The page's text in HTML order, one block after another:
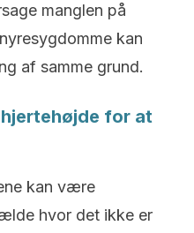
manglen på
kan
af samme grund.
for at
kan være
hvor det ikke er